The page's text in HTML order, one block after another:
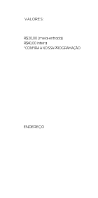
ENDEREÇO
VALORES:
R$20,00 (meia-entrada)
R$40,00 inteira
*CONFIRA A NOSSA PROGRAMAÇÃO